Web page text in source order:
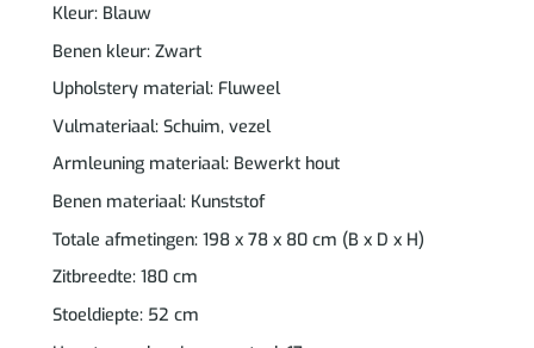
Kleur: Blauw
Benen kleur: Zwart
Upholstery material: Fluweel
Vulmateriaal: Schuim, vezel
Armleuning materiaal: Bewerkt hout
Benen materiaal: Kunststof
Totale afmetingen: 198 x 78 x 80 cm (B x D x H)
Zitbreedte: 180 cm
Stoeldiepte: 52 cm